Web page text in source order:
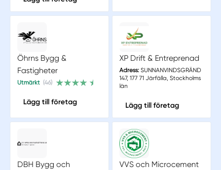
Öhrns Bygg &
Fastigheter
Utmärkt (46)
Lägg till företag
XP Drift & Entreprenad
Adress:SUNNANVINDSGRÄND
147, 177 71 Järfälla, Stockholms
län
Lägg till företag
DBH Bygg och
VVS och Microcement